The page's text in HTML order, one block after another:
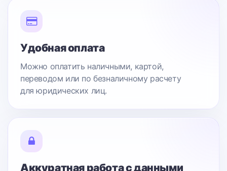
Удобная оплата
Можно оплатить наличными, картой,
переводом или по безналичному расчету
для юридических лиц.
Аккуратная работа с данными